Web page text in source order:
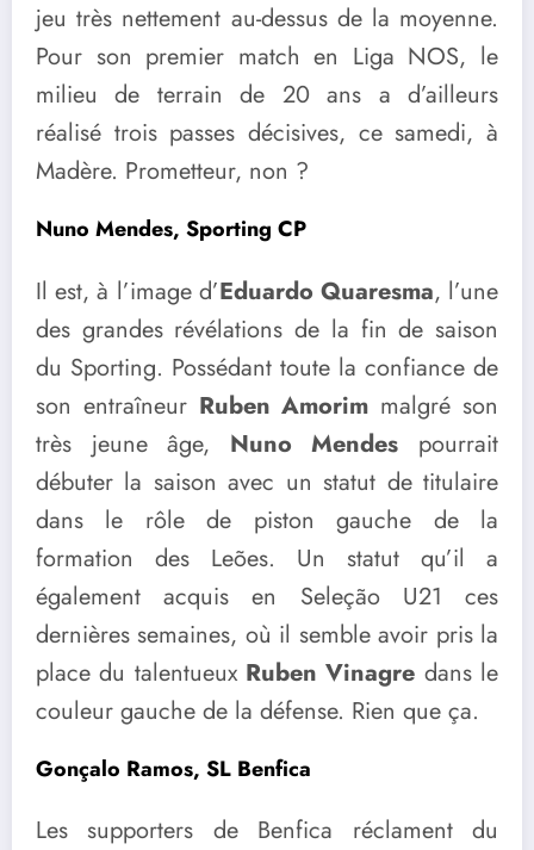
jeu très nettement au-dessus de la moyenne.
Pour son premier match en Liga NOS, le
milieu de terrain de 20 ans a d’ailleurs
réalisé trois passes décisives, ce samedi, à
Madère. Prometteur, non ?
Nuno Mendes, Sporting CP
Il est, à l’image d’Eduardo Quaresma, l’une
des grandes révélations de la fin de saison
du Sporting. Possédant toute la confiance de
son entraîneur Ruben Amorim malgré son
très jeune âge, Nuno Mendes pourrait
débuter la saison avec un statut de titulaire
dans le rôle de piston gauche de la
formation des Leões. Un statut qu’il a
également acquis en Seleção U21 ces
dernières semaines, où il semble avoir pris la
place du talentueux Ruben Vinagre dans le
couleur gauche de la défense. Rien que ça.
Gonçalo Ramos, SL Benfica
Les supporters de Benfica réclament du